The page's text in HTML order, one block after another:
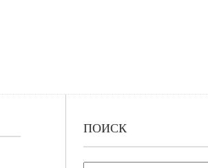
ПОИСК